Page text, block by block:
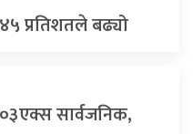
प्रतिशतले बढ्यो
सार्वजनिक,